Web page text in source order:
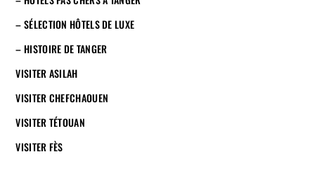
– SÉLECTION HÔTELS DE LUXE
– HISTOIRE DE TANGER
VISITER ASILAH
VISITER CHEFCHAOUEN
VISITER TÉTOUAN
VISITER FÈS